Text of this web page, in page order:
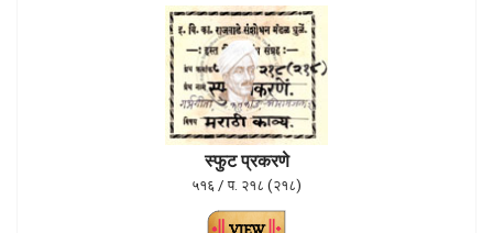
स्फुट प्रकरणे
५१६ / प. २१८ (२१८)